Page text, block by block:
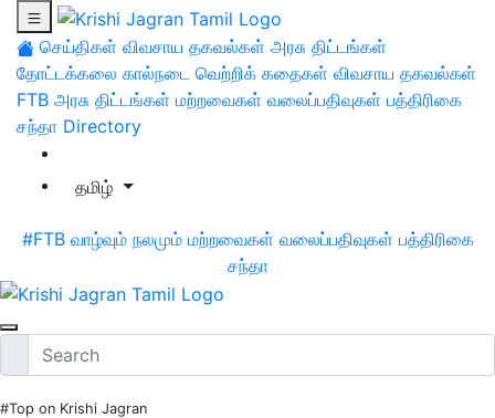
செய்திகள் விவசாய தகவல்கள் அரசு திட்டங்கள்
தோட்டக்கலை கால்நடை வெற்றிக் கதைகள் விவசாய தகவல்கள்
FTB அரசு திட்டங்கள் மற்றவைகள் வலைப்பதிவுகள் பத்திரிகை
சந்தா Directory
தமிழ்
#FTB வாழ்வும் நலமும் மற்றவைகள் வலைப்பதிவுகள் பத்திரிகை
சந்தா
#Top on Krishi Jagran